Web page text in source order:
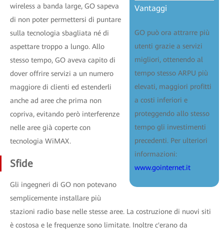
Vantaggi
GO può ora attrarre più
utenti grazie a servizi
migliori, ottenendo al
tempo stesso ARPU più
elevati, maggiori profitti
a costi inferiori e
proteggendo allo stesso
tempo gli investimenti
precedenti. Per ulteriori
informazioni:
www.gointernet.it
wireless a banda large, GO sapeva
di non poter permettersi di puntare
sulla tecnologia sbagliata né di
aspettare troppo a lungo. Allo
stesso tempo, GO aveva capito di
dover offrire servizi a un numero
maggiore di clienti ed estenderli
anche ad aree che prima non
copriva, evitando però interferenze
nelle aree già coperte con
tecnologia WiMAX.
Sfide
Gli ingegneri di GO non potevano
semplicemente installare più
stazioni radio base nelle stesse aree. La costruzione di nuovi siti
è costosa e le frequenze sono limitate. Inoltre c'erano da